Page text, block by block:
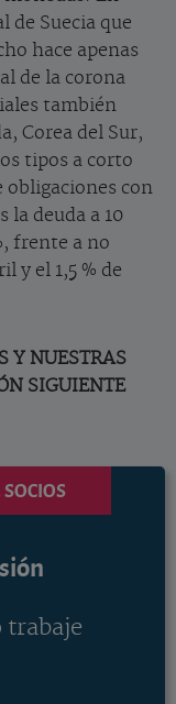
de Suecia que
hace apenas
de la corona
también
Corea del Sur,
tipos a corto
obligaciones con
la deuda a 10
frente a no
y el 1,5 % de
Y NUESTRAS
SIGUIENTE
trabaje